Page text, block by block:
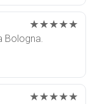
★★★★★
★★★★★